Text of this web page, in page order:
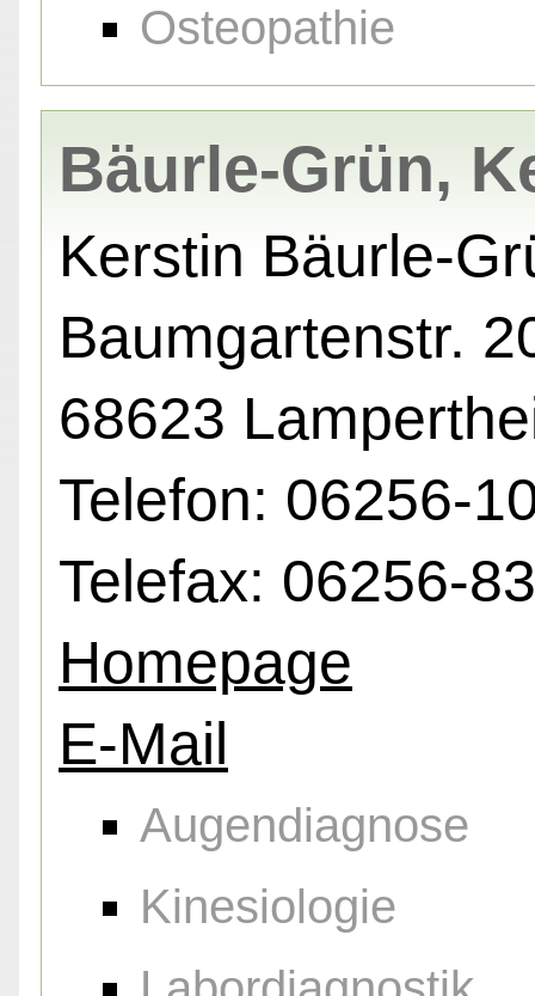
Osteopathie
Bäurle-Grün,
Kerstin Bäurle-
Baumgartenstr.
68623
Telefon: 06256-
Telefax: 06256-
Homepage
E-Mail
Augendiagnose
Kinesiologie